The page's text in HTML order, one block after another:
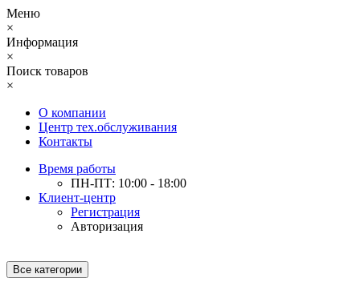
Меню
×
Информация
×
Поиск товаров
×
О компании
Центр тех.обслуживания
Контакты
Время работы
ПН-ПТ: 10:00 - 18:00
Клиент-центр
Регистрация
Авторизация
Все категории